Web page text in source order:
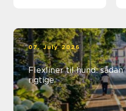
07. July 2026
Flexliner til hund:
rigtige